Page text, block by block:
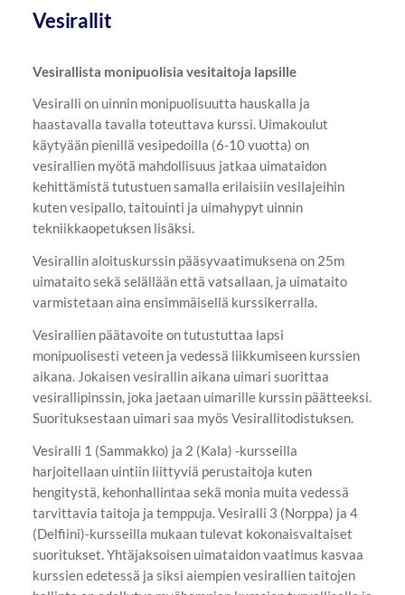
Vesirallit
Vesirallista monipuolisia vesitaitoja lapsille
Vesiralli on uinnin monipuolisuutta hauskalla ja
haastavalla tavalla toteuttava kurssi. Uimakoulut
käytyään pienillä vesipedoilla (6-10 vuotta) on
vesirallien myötä mahdollisuus jatkaa uimataidon
kehittämistä tutustuen samalla erilaisiin vesilajeihin
kuten vesipallo, taitouinti ja uimahypyt uinnin
tekniikkaopetuksen lisäksi.
Vesirallin aloituskurssin pääsyvaatimuksena on 25m
uimataito sekä selällään että vatsallaan, ja uimataito
varmistetaan aina ensimmäisellä kurssikerralla.
Vesirallien päätavoite on tutustuttaa lapsi
monipuolisesti veteen ja vedessä liikkumiseen kurssien
aikana. Jokaisen vesirallin aikana uimari suorittaa
vesirallipinssin, joka jaetaan uimarille kurssin päätteeksi.
Suorituksestaan uimari saa myös Vesirallitodistuksen.
Vesiralli 1 (Sammakko) ja 2 (Kala) -kursseilla
harjoitellaan uintiin liittyviä perustaitoja kuten
hengitystä, kehonhallintaa sekä monia muita vedessä
tarvittavia taitoja ja temppuja. Vesiralli 3 (Norppa) ja 4
(Delfiini)-kursseilla mukaan tulevat kokonaisvaltaiset
suoritukset. Yhtäjaksoisen uimataidon vaatimus kasvaa
kurssien edetessä ja siksi aiempien vesirallien taitojen